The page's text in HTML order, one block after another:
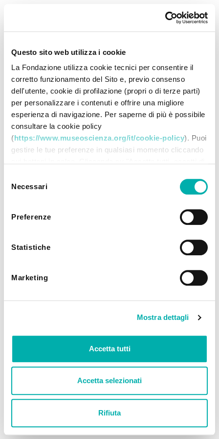
Questo sito web utilizza i cookie
La Fondazione utilizza cookie tecnici per consentire il
corretto funzionamento del Sito e, previo consenso
dell'utente, cookie di profilazione (propri o di terze parti)
per personalizzare i contenuti e offrire una migliore
esperienza di navigazione. Per saperne di più è possibile
consultare la cookie policy
(https://www.museoscienza.org/it/cookie-policy). Puoi
gestire le tue preferenze in qualsiasi momento cliccando
su "Accetta selezionati" dichiari di voler procedere
utilizzando solo i cookie prescelti, disabilitando tutti gli
altri. Selezionando "Rifiuta" procedi nella navigazione
utilizzando solo i cookie tecnici.
delNecessari
Preferenze
Statistiche
Marketing
Mostra dettagli
Accetta tutti
Accetta selezionati
Rifiuta